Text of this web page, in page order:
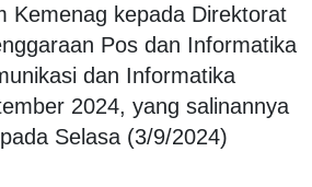
Kemenag kepada Direktorat
Pos dan Informatika
dan Informatika
2024, yang salinannya
Selasa (3/9/2024)